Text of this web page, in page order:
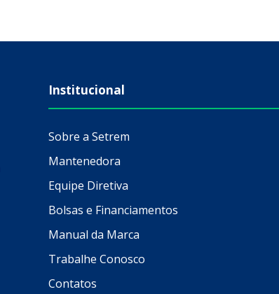
Institucional
Sobre a Setrem
Mantenedora
Equipe Diretiva
Bolsas e Financiamentos
Manual da Marca
Trabalhe Conosco
Contatos